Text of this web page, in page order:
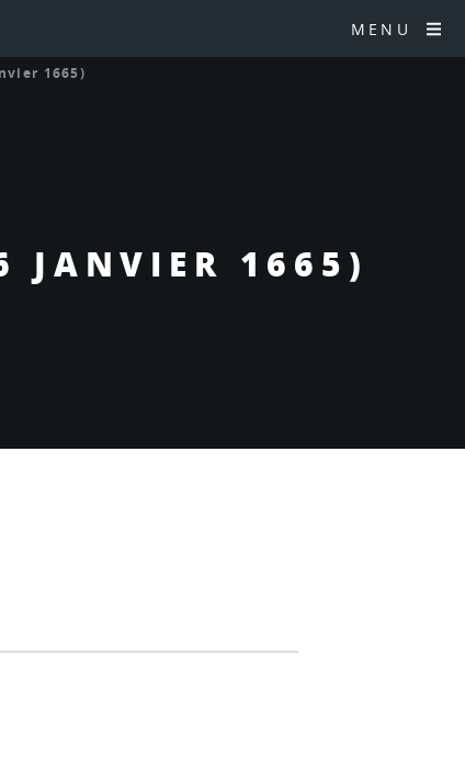
MENU
JANVIER 1665)
1665)